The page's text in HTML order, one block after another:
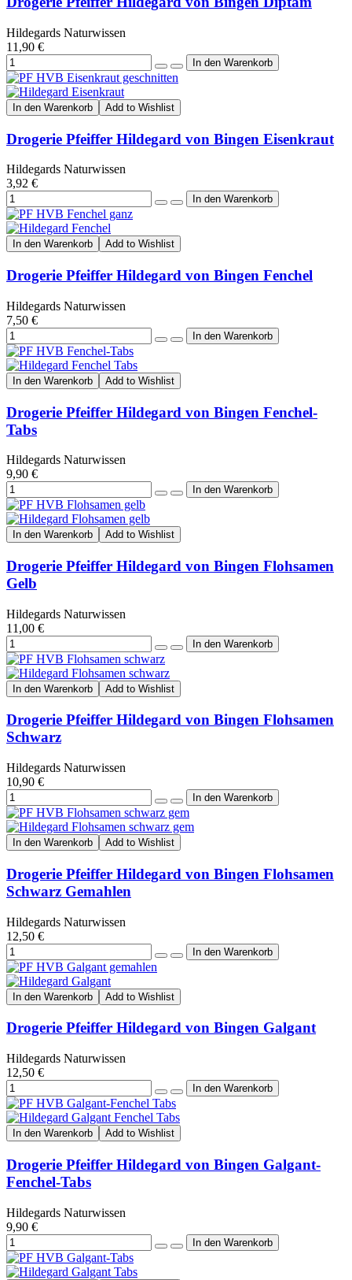
Hildegards Naturwissen
11,90 €
In den Warenkorb Add to Wishlist
Drogerie Pfeiffer Hildegard von Bingen Eisenkraut
Hildegards Naturwissen
3,92 €
In den Warenkorb Add to Wishlist
Drogerie Pfeiffer Hildegard von Bingen Fenchel
Hildegards Naturwissen
7,50 €
In den Warenkorb Add to Wishlist
Drogerie Pfeiffer Hildegard von Bingen Fenchel-
Tabs
Hildegards Naturwissen
9,90 €
In den Warenkorb Add to Wishlist
Drogerie Pfeiffer Hildegard von Bingen Flohsamen
Gelb
Hildegards Naturwissen
11,00 €
In den Warenkorb Add to Wishlist
Drogerie Pfeiffer Hildegard von Bingen Flohsamen
Schwarz
Hildegards Naturwissen
10,90 €
In den Warenkorb Add to Wishlist
Drogerie Pfeiffer Hildegard von Bingen Flohsamen
Schwarz Gemahlen
Hildegards Naturwissen
12,50 €
In den Warenkorb Add to Wishlist
Drogerie Pfeiffer Hildegard von Bingen Galgant
Hildegards Naturwissen
12,50 €
In den Warenkorb Add to Wishlist
Drogerie Pfeiffer Hildegard von Bingen Galgant-
Fenchel-Tabs
Hildegards Naturwissen
9,90 €